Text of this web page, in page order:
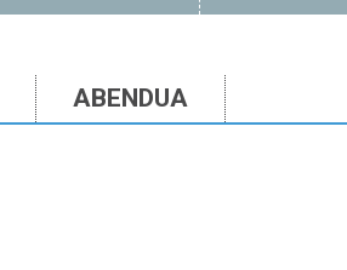
ABENDUA